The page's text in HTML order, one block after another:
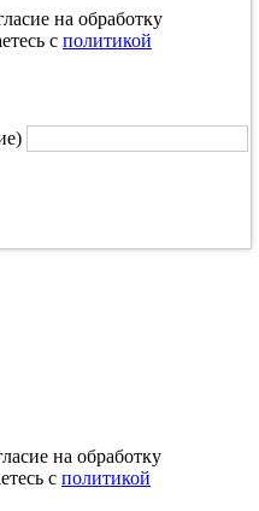
на обработку
с политикой
на обработку
с политикой